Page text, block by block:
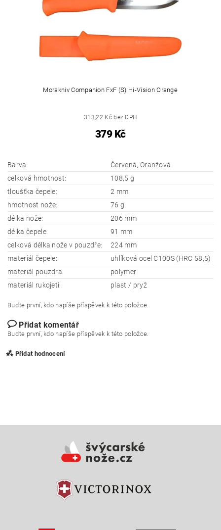
Morakniv Companion FxF (S) Hi-Vision Orange
313,22 Kč bez DPH
379 Kč
Barva
Červená, Oranžová
celková hmotnost:
108,5 g
tloušťka čepele:
2 mm
hmotnost nože:
76 g
délka nože:
206 mm
délka čepele:
91 mm
celková délka nože v pouzdře:
224 mm
materiál čepele:
uhlíková ocel C100S (HRC 58,5)
materiál pouzdra:
polymer
materiál rukojeti:
plast / pryž
Buďte první, kdo napíše příspěvek k této položce.
Přidat komentář
Buďte první, kdo napíše příspěvek k této položce.
Přidat hodnocení